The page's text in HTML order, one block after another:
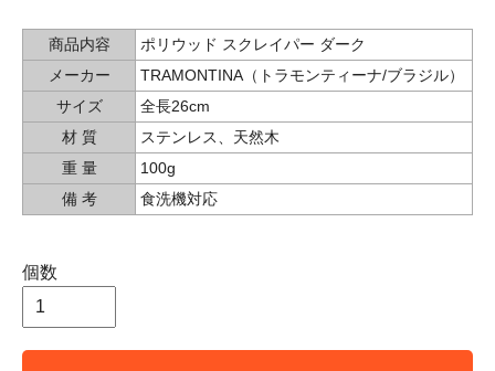
商品内容
ポリウッド スクレイパー ダーク
メーカー
TRAMONTINA（トラモンティーナ/ブラジル）
サイズ
全長26cm
材 質
ステンレス、天然木
重 量
100g
備 考
食洗機対応
個数